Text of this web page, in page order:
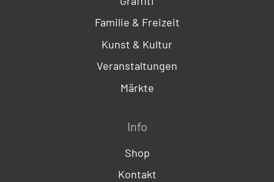
Familie & Freizeit
Kunst & Kultur
Veranstaltungen
Märkte
Info
Shop
Kontakt